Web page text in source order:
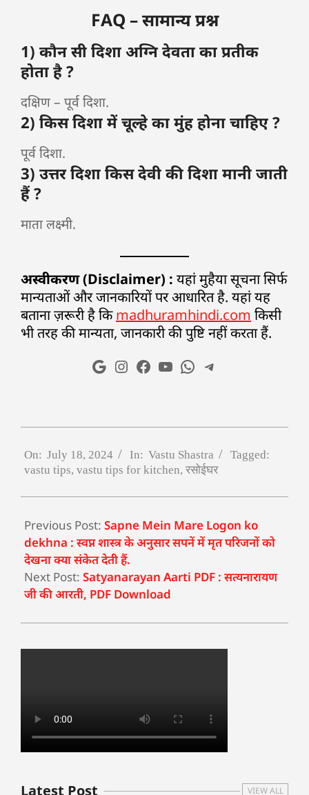
FAQ – सामान्य प्रश्न
1) कौन सी दिशा अग्नि देवता का प्रतीक
होता है ?
दक्षिण – पूर्व दिशा.
2) किस दिशा में चूल्हे का मुंह होना चाहिए ?
पूर्व दिशा.
3) उत्तर दिशा किस देवी की दिशा मानी जाती
हैं ?
माता लक्ष्मी.
अस्वीकरण (Disclaimer) : यहां मुहैया सूचना सिर्फ
मान्यताओं और जानकारियों पर आधारित है. यहां यह
बताना ज़रूरी है किmadhuramhindi.com किसी
भी तरह की मान्यता, जानकारी की पुष्टि नहीं करता हैं.
On: July 18, 2024 In: Vastu Shastra
Tagged:
vastu tips, vastu tips for kitchen, रसोईघर
Previous Post: Sapne Mein Mare Logon ko
dekhna : स्वप्न शास्त्र के अनुसार सपनें में मृत परिजनों को
देखना क्या संकेत देती हैं.
Next Post: Satyanarayan Aarti PDF : सत्यनारायण
जी की आरती, PDF Download
Latest Post VIEW ALL